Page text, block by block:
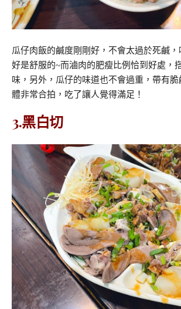
瓜仔肉飯的鹹度剛剛好，不會太過於死鹹
好是舒服的~而滷肉的肥瘦比例恰到好處，
味，另外，瓜仔的味道也不會過重，帶有
體非常合拍，吃了讓人覺得滿足！
3.黑白切